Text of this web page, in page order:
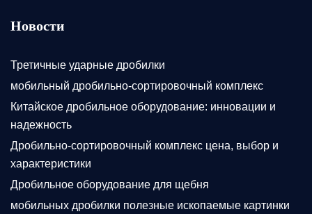
Новости
Третичные ударные дробилки
мобильный дробильно-сортировочный комплекс
Китайское дробильное оборудование: инновации и
надежность
Дробильно-сортировочный комплекс цена, выбор и
характеристики
Дробильное оборудование для щебня
мобильных дробилки полезные ископаемые картинки